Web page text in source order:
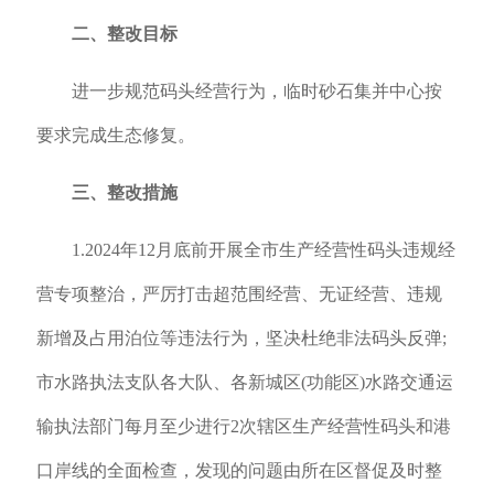
二、整改目标
进一步规范码头经营行为，临时砂石集并中心按
要求完成生态修复。
三、整改措施
1.2024年12月底前开展全市生产经营性码头违规经
营专项整治，严厉打击超范围经营、无证经营、违规
新增及占用泊位等违法行为，坚决杜绝非法码头反弹;
市水路执法支队各大队、各新城区(功能区)水路交通运
输执法部门每月至少进行2次辖区生产经营性码头和港
口岸线的全面检查，发现的问题由所在区督促及时整